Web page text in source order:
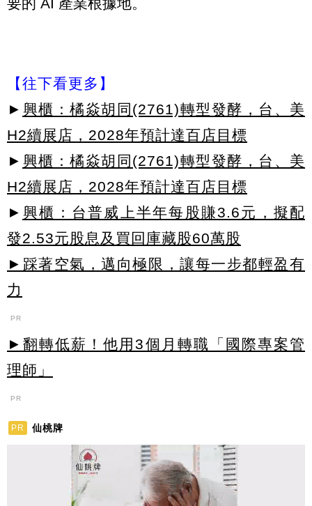
【往下看更多】
► 興櫃：橘焱胡同(2761)轉型發酵，台、美
H2續展店，2028年預計達百店目標
► 興櫃：橘焱胡同(2761)轉型發酵，台、美
H2續展店，2028年預計達百店目標
► 興櫃：台普威上半年每股賺3.6元，擬配
發2.53元股息及買回庫藏股60萬股
►踩著空氣，邁向極限，讓每一步都輕盈有
力
PR
►翻轉低薪！他用3個月轉職「國際專案管
理師」
PR
PR 仙桃牌